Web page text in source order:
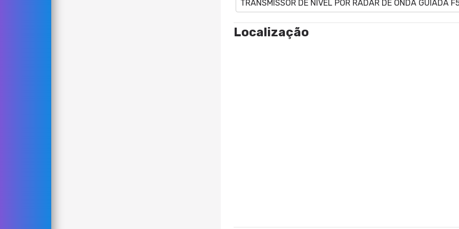
TRANSMISSOR DE NÍVEL POR RADAR DE ONDA GUIADA
Localização